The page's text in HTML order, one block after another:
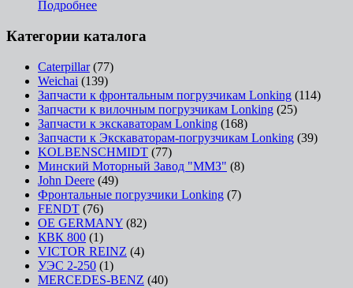
Подробнее
Категории каталога
Caterpillar (77)
Weichai (139)
Запчасти к фронтальным погрузчикам Lonking (114)
Запчасти к вилочным погрузчикам Lonking (25)
Запчасти к экскаваторам Lonking (168)
Запчасти к Экскаваторам-погрузчикам Lonking (39)
KOLBENSCHMIDT (77)
Минский Моторный Завод "ММЗ" (8)
John Deere (49)
Фронтальные погрузчики Lonking (7)
FENDT (76)
OE GERMANY (82)
КВК 800 (1)
VICTOR REINZ (4)
УЭС 2-250 (1)
MERCEDES-BENZ (40)